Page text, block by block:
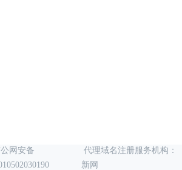
网安备
代理域名注册服务机构：
新网